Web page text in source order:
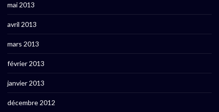
mai 2013
avril 2013
mars 2013
février 2013
janvier 2013
décembre 2012